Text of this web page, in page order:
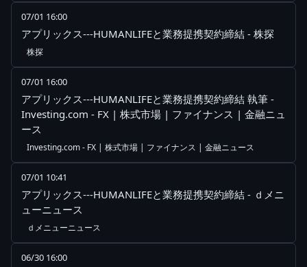
07/01 16:00
アプリックス---HUMANLIFEと業務提携契約締結 - 株探
株探
07/01 16:00
アプリックス---HUMANLIFEと業務提携契約締結 執筆 -
Investing.com - FX | 株式市場 | ファイナンス | 金融ニュ
ース
Investing.com - FX | 株式市場 | ファイナンス | 金融ニュース
07/01 10:41
アプリックス---HUMANLIFEと業務提携契約締結 - ｄメニ
ューニュース
ｄメニューニュース
06/30 16:00